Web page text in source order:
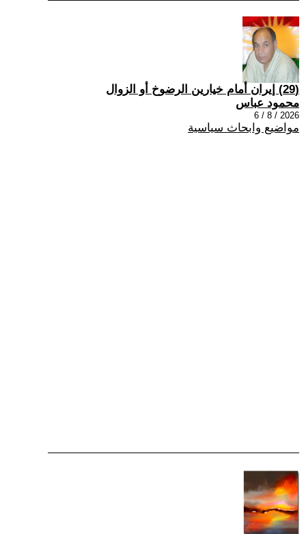
(29) إيران أمام خيارين الرضوخ أو الزوال
محمود عباس
2026 / 8 / 6
مواضيع وابحاث سياسية